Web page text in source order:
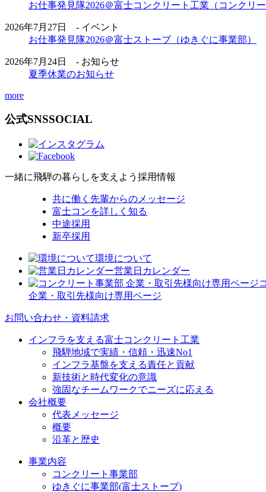
お仕事発見隊2026＠富士コンクリート工業（コンクリー
2026年7月27日 - イベント
お仕事発見隊2026＠富士ストーブ（ゆきぐに事業部）
2026年7月24日 - お知らせ
夏季休業のお知らせ
more
公式SNSSOCIAL
一緒に飛騨の暮らしを支えよう 採用情報
共に働く先輩からのメッセージ
富士コンを詳しく知る
中途採用
新卒採用
環境について
営業日カレンダー
企業・取引先様向け専用ページ
お問い合わせ・資料請求
インフラを支える富士コンクリート工業
飛騨地域で実績・信頼・迅速No1
インフラ基盤を支える責任と貢献
新技術と時代変化の意識
強固なチームワークでニーズに応える
会社概要
代表メッセージ
概要
沿革と歴史
事業内容
コンクリート事業部
ゆきぐに事業部(富士ストーブ)